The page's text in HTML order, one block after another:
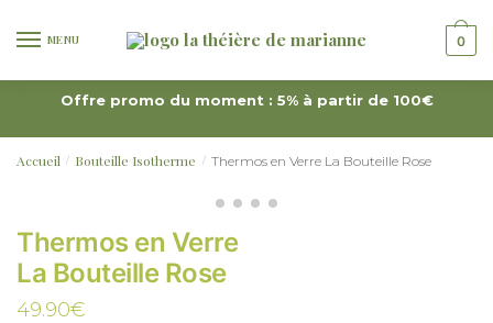
MENU 0
Offre promo du moment : 5% à partir de 100€
Accueil / Bouteille Isotherme / Thermos en Verre La Bouteille Rose
Thermos en Verre
La Bouteille Rose
49.90€